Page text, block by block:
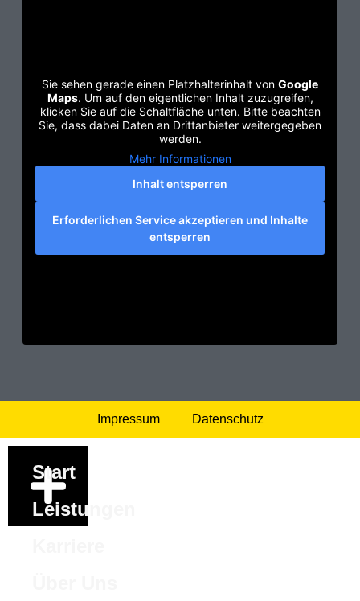
Sie sehen gerade einen Platzhalterinhalt von Google
Maps. Um auf den eigentlichen Inhalt zuzugreifen,
klicken Sie auf die Schaltfläche unten. Bitte beachten
Sie, dass dabei Daten an Drittanbieter weitergegeben
werden.
Mehr Informationen
Inhalt entsperren
Erforderlichen Service akzeptieren und Inhalte
entsperren
Impressum Datenschutz
Start
Leistungen